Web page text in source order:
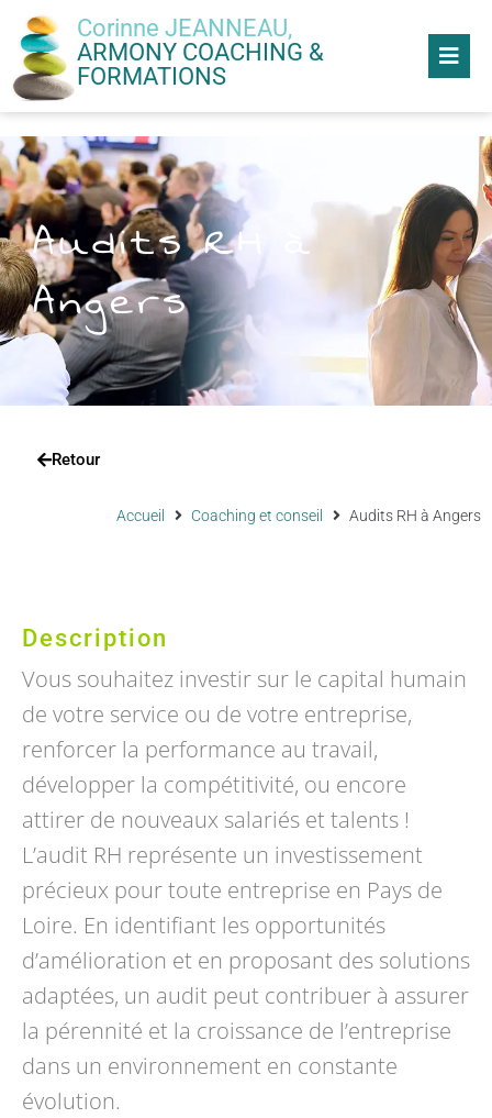
Corinne JEANNEAU,
ARMONY COACHING &
FORMATIONS
Audits RH à
Angers
Retour
Accueil Coaching et conseil Audits RH à Angers
Description
Vous souhaitez investir sur le capital humain
de votre service ou de votre entreprise,
renforcer la performance au travail,
développer la compétitivité, ou encore
attirer de nouveaux salariés et talents !
L’audit RH représente un investissement
précieux pour toute entreprise en Pays de
Loire. En identifiant les opportunités
d’amélioration et en proposant des solutions
adaptées, un audit peut contribuer à assurer
la pérennité et la croissance de l’entreprise
dans un environnement en constante
évolution.